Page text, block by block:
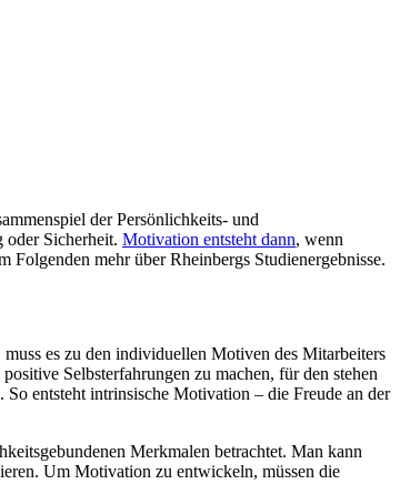
der Persönlichkeits- und
oder Sicherheit. Motivation entsteht dann, wenn
mehr über Rheinbergs Studienergebnisse.
es zu den individuellen Motiven des Mitarbeiters
Selbsterfahrungen zu machen, für den stehen
entsteht intrinsische Motivation – die Freude an der
Merkmalen betrachtet. Man kann
Um Motivation zu entwickeln, müssen die